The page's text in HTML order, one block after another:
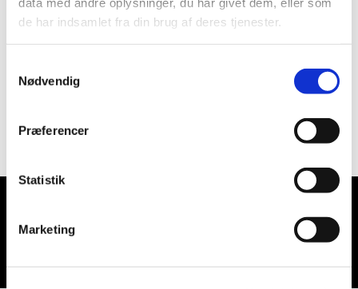
de har indsamlet fra din brug af deres tjenester.
Nødvendig
Præferencer
Statistik
Marketing
Du vil måske også kunne lide...